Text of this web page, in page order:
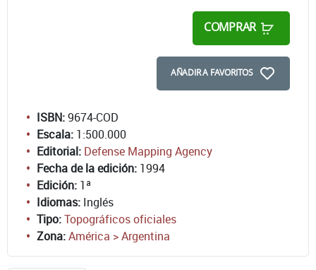
COMPRAR
AÑADIR A FAVORITOS
ISBN:9674-COD
Escala: 1:500.000
Editorial: Defense Mapping Agency
Fecha de la edición: 1994
Edición: 1ª
Idiomas: Inglés
Tipo:Topográficos oficiales
Zona:América > Argentina